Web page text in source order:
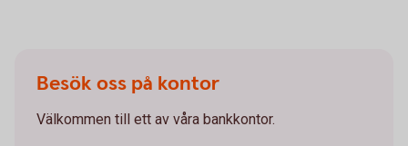
Besök oss på kontor
Välkommen till ett av våra bankkontor.